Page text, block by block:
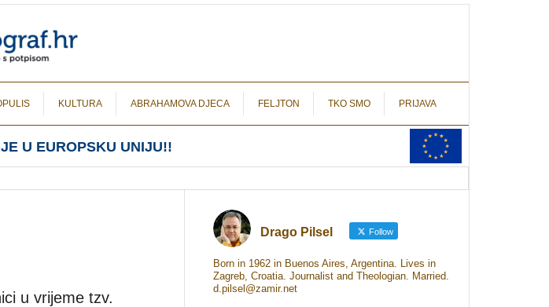
KULTURA ABRAHAMOVA DJECA FELJTON TKO SMO PRIJAVA
U EUROPSKU UNIJU!!
u vrijeme tzv.
Drago Pilsel Follow
Born in 1962 in Buenos Aires, Argentina. Lives in
Zagreb, Croatia. Journalist and Theologian. Married.
d.pilsel@zamir.net